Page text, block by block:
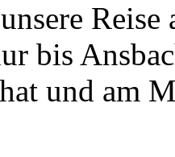
bis
und am